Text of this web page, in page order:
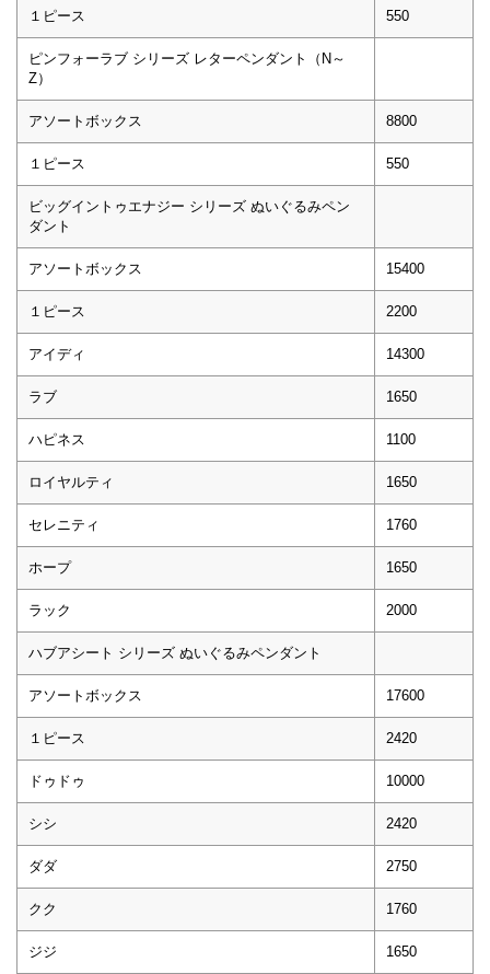
１ピース 550
ピンフォーラブ シリーズ レターペンダント（N～
Z）
アソートボックス 8800
１ピース 550
ビッグイントゥエナジー シリーズ ぬいぐるみペン
ダント
アソートボックス 15400
１ピース 2200
アイディ 14300
ラブ 1650
ハピネス 1100
ロイヤルティ 1650
セレニティ 1760
ホープ 1650
ラック 2000
ハブアシート シリーズ ぬいぐるみペンダント
アソートボックス 17600
１ピース 2420
ドゥドゥ 10000
シシ 2420
ダダ 2750
クク 1760
ジジ 1650